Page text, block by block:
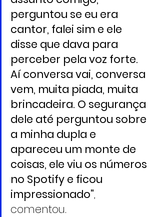
perguntou se eu era
cantor, falei sim e ele
disse que dava para
perceber pela voz forte.
Aí conversa vai, conversa
vem, muita piada, muita
brincadeira. O segurança
dele até perguntou sobre
a minha dupla e
apareceu um monte de
coisas, ele viu os números
no Spotify e ficou
impressionado",
comentou.